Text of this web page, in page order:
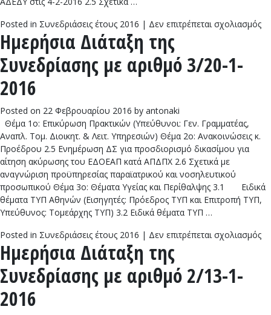
Posted in Συνεδριάσεις έτους 2016 | Δεν επιτρέπεται σχολιασμός
Ημερήσια Διάταξη της
Συνεδρίασης με αριθμό 3/20-1-
2016
Posted on 22 Φεβρουαρίου 2016 by antonaki
Θέμα 1ο: Επικύρωση Πρακτικών (Υπεύθυνοι: Γεν. Γραμματέας,
Αναπλ. Τομ. Διοικητ. & Λειτ. Υπηρεσιών) Θέμα 2ο: Ανακοινώσεις κ.
Προέδρου 2.5 Ενημέρωση ΔΣ για προσδιορισμό δικασίμου για
αίτηση ακύρωσης του ΕΔΟΕΑΠ κατά ΑΠΔΠΧ 2.6 Σχετικά με
αναγνώριση προϋπηρεσίας παραϊατρικού και νοσηλευτικού
προσωπικού Θέμα 3ο: Θέματα Υγείας και Περίθαλψης 3.1 Ειδικά
θέματα ΤΥΠ Αθηνών (Εισηγητές: Πρόεδρος ΤΥΠ και Επιτροπή ΤΥΠ,
Υπεύθυνος: Τομεάρχης ΤΥΠ) 3.2 Ειδικά θέματα ΤΥΠ …
Posted in Συνεδριάσεις έτους 2016 | Δεν επιτρέπεται σχολιασμός
Ημερήσια Διάταξη της
Συνεδρίασης με αριθμό 2/13-1-
2016